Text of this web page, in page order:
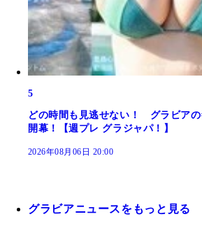
5
どの時間も見逃せない！ グラビアの
開幕！【週プレ グラジャパ！】
2026年08月06日 20:00
グラビアニュースをもっと見る